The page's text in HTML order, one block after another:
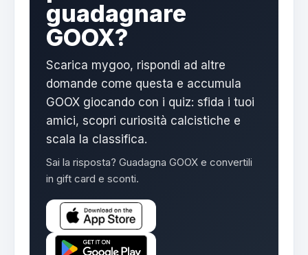
guadagnare
GOOX?
Scarica mygoo, rispondi ad altre
domande come questa e accumula
GOOX giocando con i quiz: sfida i tuoi
amici, scopri curiosità calcistiche e
scala la classifica.
Sai la risposta? Guadagna GOOX e convertili
in gift card e sconti.